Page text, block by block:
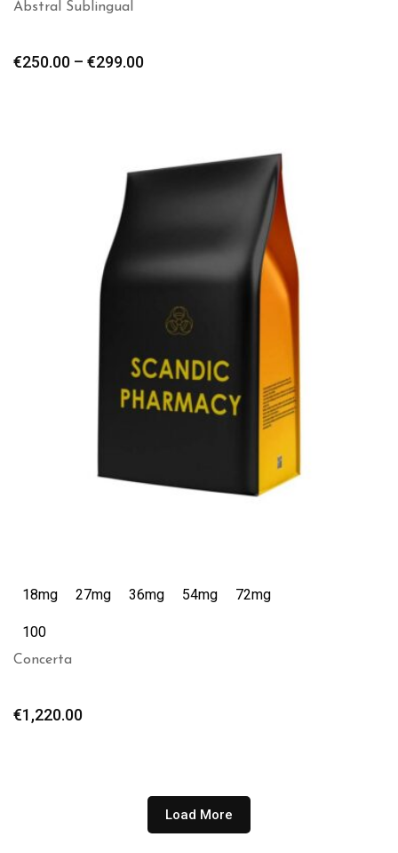
Abstral Sublingual
€250.00 – €299.00
18mg 27mg 36mg 54mg 72mg
100
Concerta
€1,220.00
Load More